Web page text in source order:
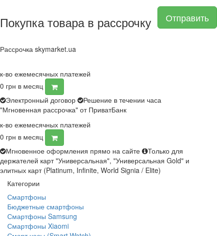
Отправить
Покупка товара в рассрочку
Рассрочка skymarket.ua
к-во ежемесячных платежей
0 грн в месяц
Электронный договор
Решение в течении часа
"Мгновенная рассрочка" от ПриватБанк
к-во ежемесячных платежей
0 грн в месяц
Мгновенное оформления прямо на сайте
Только для
держателей карт "Универсальная", "Универсальная Gold" и
элитных карт (Platinum, Infinite, World Signia / Elite)
Категории
Смартфоны
Бюджетные смартфоны
Смартфоны Samsung
Смартфоны Xiaomi